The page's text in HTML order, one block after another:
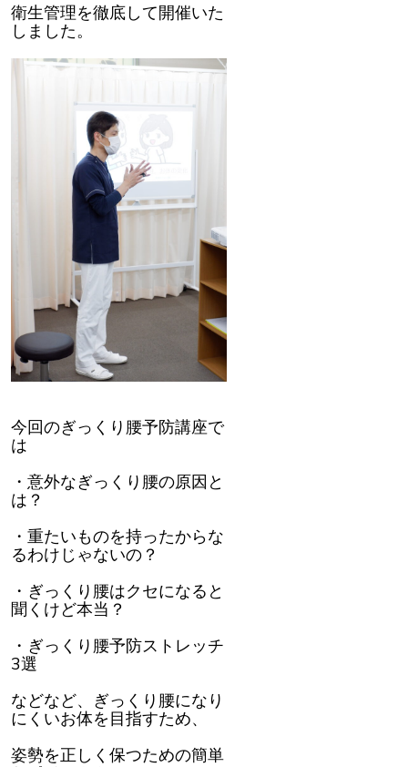
衛生管理を徹底して開催いた
しました。
今回のぎっくり腰予防講座で
は
・意外なぎっくり腰の原因と
は？
・重たいものを持ったからな
るわけじゃないの？
・ぎっくり腰はクセになると
聞くけど本当？
・ぎっくり腰予防ストレッチ
3選
などなど、ぎっくり腰になり
にくいお体を目指すため、
姿勢を正しく保つための簡単